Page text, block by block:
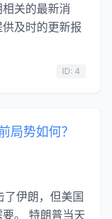
关的最新消
及时的更新报
ID: 4
局势如何？
伊朗，但美国
。 特朗普当天